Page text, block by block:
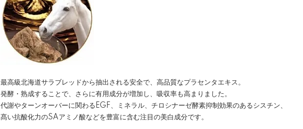
最高級北海道サラブレッドから抽出される安全で、高品質なプラセンタエキス。
発酵・熟成することで、さらに有用成分が増加し、吸収率も高まりました。
代謝やターンオーバーに関わるEGF、ミネラル、チロシナーゼ酵素抑制効果のあるシスチン、
髙い抗酸化力のSAアミノ酸などを豊富に含む注目の美白成分です。